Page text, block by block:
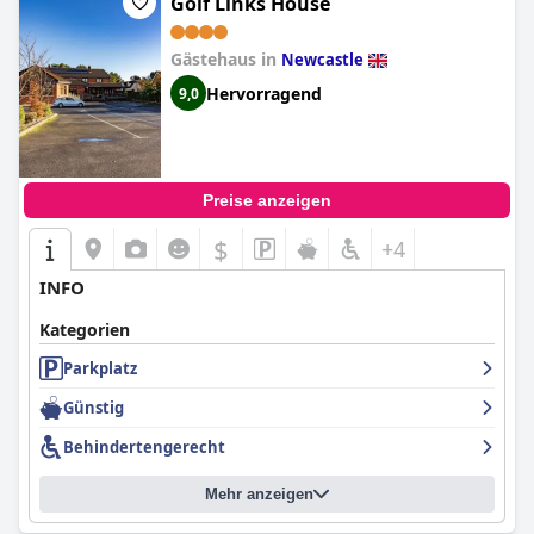
Gästehaus in Newcastle
9,0 Hervorragend
Preise anzeigen
$ +4
INFO
Kategorien
Parkplatz
Günstig
Behindertengerecht
Mehr anzeigen